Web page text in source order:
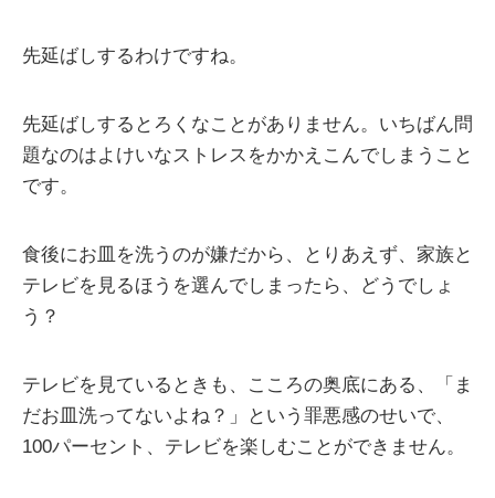
先延ばしするわけですね。
先延ばしするとろくなことがありません。いちばん問
題なのはよけいなストレスをかかえこんでしまうこと
です。
食後にお皿を洗うのが嫌だから、とりあえず、家族と
テレビを見るほうを選んでしまったら、どうでしょ
う？
テレビを見ているときも、こころの奥底にある、「ま
だお皿洗ってないよね？」という罪悪感のせいで、
100パーセント、テレビを楽しむことができません。